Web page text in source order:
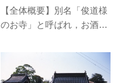
【全体概要】別名「俊道様
のお寺」と呼ばれ，お酒を
ら下の病はなんでも治す」
ことで有名。